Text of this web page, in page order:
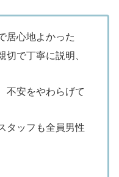
居心地よかった
切で丁寧に説明、
不安をやわらげて
タッフも全員男性